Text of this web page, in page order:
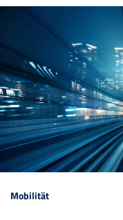
Mobilität